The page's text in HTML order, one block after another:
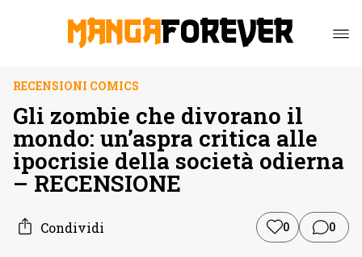
RECENSIONI COMICS
Gli zombie che divorano il
mondo: un’aspra critica alle
ipocrisie della società odierna
– RECENSIONE
Condividi 0 0